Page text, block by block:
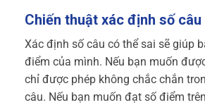
Chiến thuật xác định số
Xác định số câu có thể sai sẽ giúp
điểm của mình. Nếu bạn muốn
chỉ được phép không chắc chắn
câu. Nếu bạn muốn đạt số điểm